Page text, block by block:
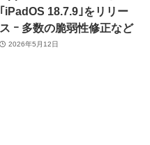
｢iPadOS 18.7.9｣をリリー
ス ｰ 多数の脆弱性修正など
2026年5月12日